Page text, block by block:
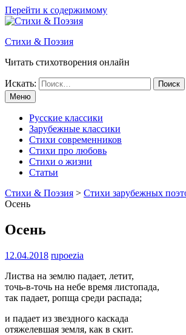
Перейти к содержимому
Стихи & Поэзия
Читать стихотворения онлайн
Искать:
Меню
Русские классики
Зарубежные классики
Стихи современников
Стихи про любовь
Стихи о жизни
Статьи
Стихи & Поэзия > Стихи зарубежных
Осень
Осень
12.04.2018 rupoezia
Листва на землю падает, летит,
точь-в-точь на небе время листопада,
так падает, ропща среди распада;
и падает из звездного каскада
отяжелевшая земля, как в скит.